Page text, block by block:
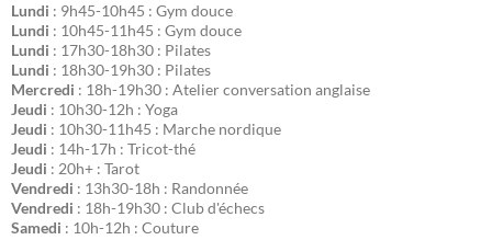
Lundi : 9h45-10h45 : Gym douce
Lundi : 10h45-11h45 : Gym douce
Lundi : 17h30-18h30 : Pilates
Lundi : 18h30-19h30 : Pilates
Mercredi : 18h-19h30 : Atelier conversation anglaise
Jeudi : 10h30-12h : Yoga
Jeudi : 10h30-11h45 : Marche nordique
Jeudi : 14h-17h : Tricot-thé
Jeudi : 20h+ : Tarot
Vendredi : 13h30-18h : Randonnée
Vendredi : 18h-19h30 : Club d'échecs
Samedi : 10h-12h : Couture